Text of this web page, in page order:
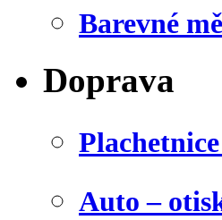
Barevné
Doprava
Auto –